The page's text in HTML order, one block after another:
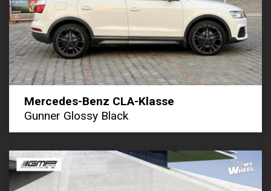
Mercedes-Benz CLA-Klasse
Gunner Glossy Black